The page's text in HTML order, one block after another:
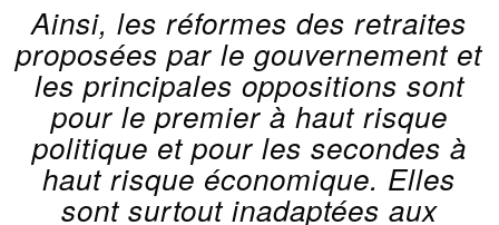
Ainsi, les réformes des retraites
proposées par le gouvernement et
les principales oppositions sont
pour le premier à haut risque
politique et pour les secondes à
haut risque économique. Elles
sont surtout inadaptées aux